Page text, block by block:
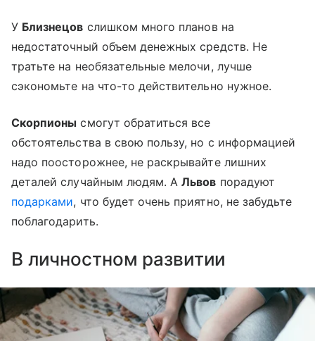
У Близнецов слишком много планов на
недостаточный объем денежных средств. Не
тратьте на необязательные мелочи, лучше
сэкономьте на что-то действительно нужное.
Скорпионы смогут обратиться все
обстоятельства в свою пользу, но с информацией
надо поосторожнее, не раскрывайте лишних
деталей случайным людям. АЛьвов порадуют
подарками, что будет очень приятно, не забудьте
поблагодарить.
В личностном развитии